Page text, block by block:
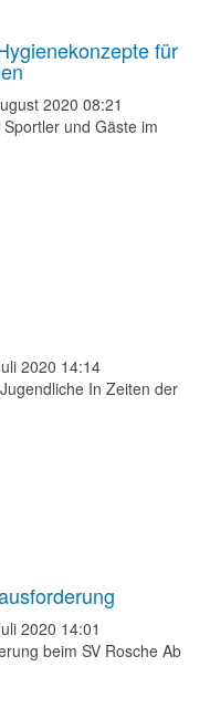
für
2020 08:21
und Gäste im
2020 14:14
In Zeiten der
2020 14:01
beim SV Rosche Ab